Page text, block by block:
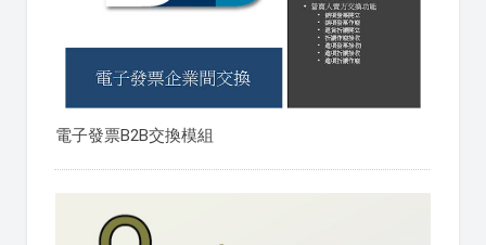
電子發票B2B交換模組